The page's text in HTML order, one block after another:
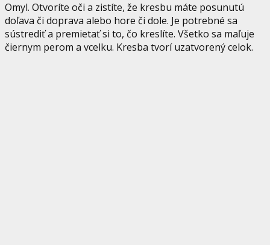
Omyl. Otvoríte oči a zistíte, že kresbu máte posunutú
doľava či doprava alebo hore či dole. Je potrebné sa
sústrediť a premietať si to, čo kreslíte. Všetko sa maľuje
čiernym perom a vcelku. Kresba tvorí uzatvorený celok.